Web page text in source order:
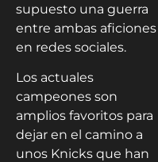
supuesto una guerra
entre ambas aficiones
en redes sociales.
Los actuales
campeones son
amplios favoritos para
dejar en el camino a
unos Knicks que han